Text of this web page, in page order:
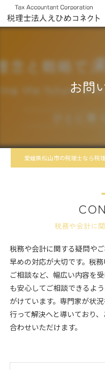
お問
税務や会計に
税務や会計に関する疑問や
早めの対応が大切です。税
ご相談など、幅広い内容を
も安心してご相談できるよ
がけています。専門家が状
行って解決へと導いており
合わせいただけます。